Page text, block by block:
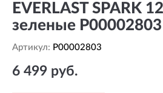
EVERLAST SPARK
зеленые P00002803
Артикул: P00002803
6 499 руб.